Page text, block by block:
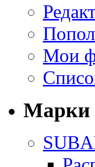
Мои
Марки